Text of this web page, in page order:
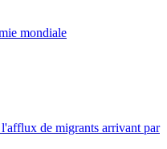
mondiale
l'afflux de migrants arrivant par